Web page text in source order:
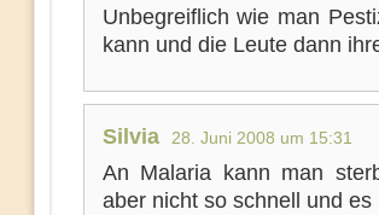
Unbegreiflich wie man
kann und die Leute dann
Silvia 28. Juni 2008 um 15:31
An Malaria kann man
aber nicht so schnell und